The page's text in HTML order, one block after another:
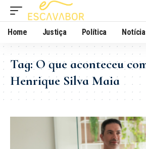
Home Justiça Política
Tag:O que aconteceu
Henrique Silva Maia